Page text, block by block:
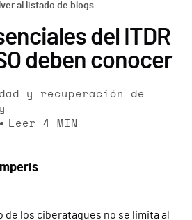
al listado de blogs
del ITDR
deben conocer
y recuperación de
Leer
4 MIN
de los ciberataques no se limita al